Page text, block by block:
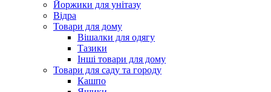
Йоржики для унітазу
Відра
Товари для дому
Вішалки для одягу
Тазики
Інші товари для дому
Товари для саду та городу
Кашпо